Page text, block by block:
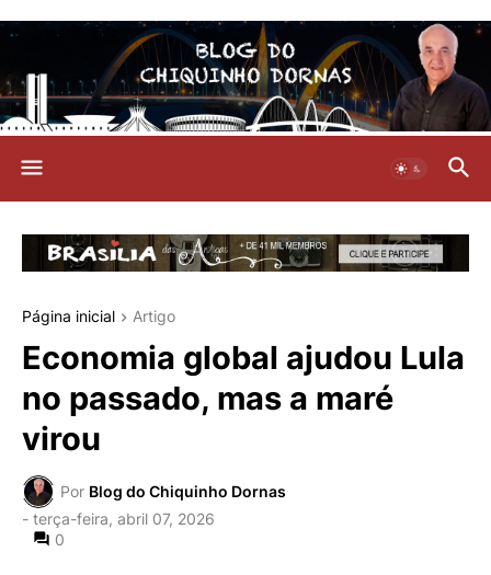
Página inicial Artigo
Economia global ajudou Lula
no passado, mas a maré
virou
Por Blog do Chiquinho Dornas
- terça-feira, abril 07, 2026
0